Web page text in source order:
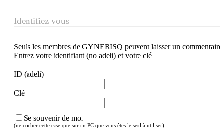
Identifiez vous
Seuls les membres de GYNERISQ peuvent laisser un
Entrez votre identifiant (no adeli) et votre clé
ID (adeli)
Clé
Se souvenir de moi
(ne cocher cette case que sur un PC que vous êtes le seul à utiliser)